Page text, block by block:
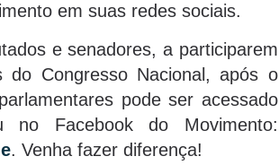
em suas redes sociais.
e senadores, a participarem
Congresso Nacional, após o
pode ser acessado
no Facebook do Movimento:
. Venha fazer diferença!